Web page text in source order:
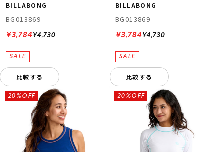
BILLABONG
BG013869
¥4,730
¥3,784
比較する
BILLABONG
BG013869
¥4,730
¥3,784
比較する
20%OFF 20%OFF